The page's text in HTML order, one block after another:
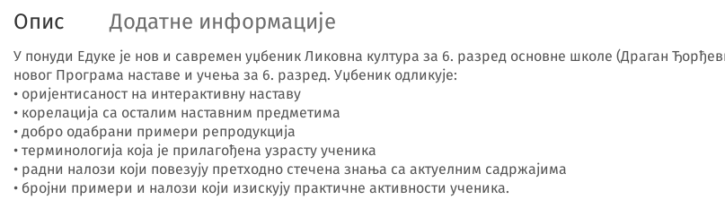
Опис Додатне информације
У понуди Едуке је нов и савремен уџбеник Ликовна култура за 6. разред основне школе (Драган
новог Програма наставе и учења за 6. разред. Уџбеник одликује:
• оријентисаност на интерактивну наставу
• корелација са осталим наставним предметима
• добро одабрани примери репродукција
• терминологија која је прилагођена узрасту ученика
• радни налози који повезују претходно стечена знања са актуелним садржајима
• бројни примери и налози који изискују практичне активности ученика.